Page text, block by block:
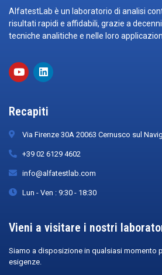
AlfatestLab è un laboratorio di analisi
risultati rapidi e affidabili, grazie a
tecniche analitiche e nelle loro
Recapiti
Via Firenze 30A 20063 Cernusco sul
+39 02 6129 4602
info@alfatestlab.com
Lun - Ven : 9:30 - 18:30
Vieni a visitare i nostri
Siamo a disposizione in qualsiasi momento
esigenze.